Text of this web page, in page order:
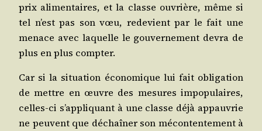
prix ali­men­taires, et la classe ouvrière, même si
tel n’est pas son vœu, rede­vient par le fait une
menace avec laquelle le gou­ver­ne­ment devra de
plus en plus compter.
Car si la situa­tion éco­no­mique lui fait obli­ga­tion
de mettre en œuvre des mesures impo­pu­laires,
celles-ci s’ap­pli­quant à une classe déjà appau­vrie
ne peuvent que déchaî­ner son mécon­ten­te­ment à